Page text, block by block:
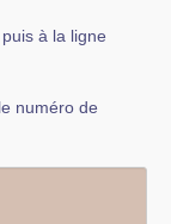
à la ligne
numéro de